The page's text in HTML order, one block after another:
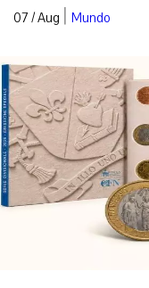
07 / Aug | Mundo